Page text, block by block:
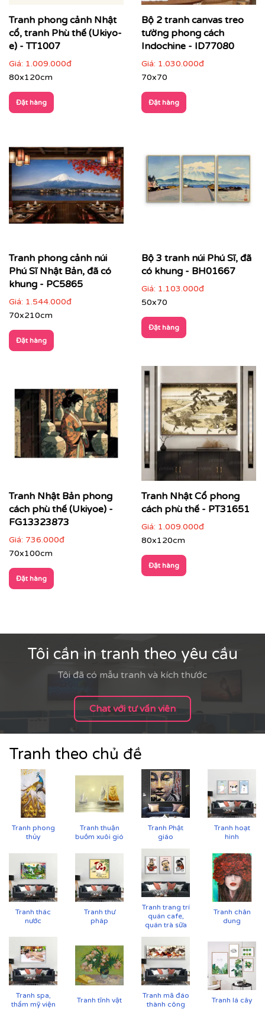
Quý khách có nhu cầu:
⇨Tìm mẫu tranhđẹp theo chủ đề
⇨Tư vấn in tranh theo yêu cầu
⇨In tranh dán tườngtheo nhiều kích thước
mẫu theo yêu cầu của quý khách.
Tư vấn thi công & chọn mẫu
Tranh phong cảnh Nhật
cổ, tranh Phù thế (Ukiyo-
e) - TT1007
Giá: 1.009.000đ
80x120cm
Đặt hàng
Bộ 2 tranh canvas treo
tường phong cách
Indochine - ID77080
Giá: 1.030.000đ
70x70
Đặt hàng
Tranh phong cảnh núi
Phú Sĩ Nhật Bản, đã có
khung - PC5865
Giá: 1.544.000đ
70x210cm
Đặt hàng
Bộ 3 tranh núi Phú Sĩ, đã
có khung - BH01667
Giá: 1.103.000đ
50x70
Đặt hàng
Tranh Nhật Bản phong
cách phù thế (Ukiyoe) -
FG13323873
Giá: 736.000đ
70x100cm
Đặt hàng
Tranh Nhật Cổ phong
cách phù thế - PT31651
Giá: 1.009.000đ
80x120cm
Đặt hàng
Tôi cần in tranh theo yêu cầu
Tôi đã có mẫu tranh và kích thước
Chat với tư vấn viên
Tranh theo chủ đề
Tranh phong
thủy
Tranh thuận
buồm xuôi gió
Tranh Phật
giáo
Tranh hoạt
hình
Tranh thác
nước
Tranh thư
pháp
Tranh trang trí
quán cafe,
quán trà sữa
Tranh chân
dung
Tranh spa,
thẩm mỹ viện
Tranh tĩnh vật
Tranh mã đáo
thành công
Tranh lá cây